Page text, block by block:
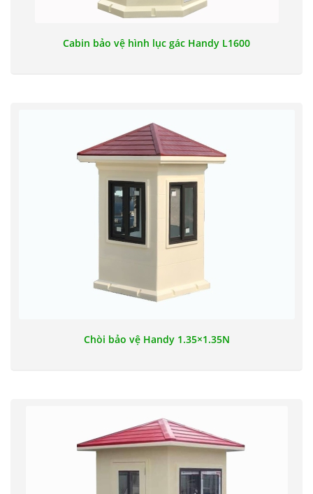
Cabin bảo vệ hình lục gác Handy L1600
Chòi bảo vệ Handy 1.35×1.35N